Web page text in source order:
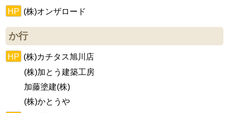
HP (株)オンザロード
か行
HP (株)カチタス旭川店
(株)加とう建築工房
加藤塗建(株)
(株)かとうや